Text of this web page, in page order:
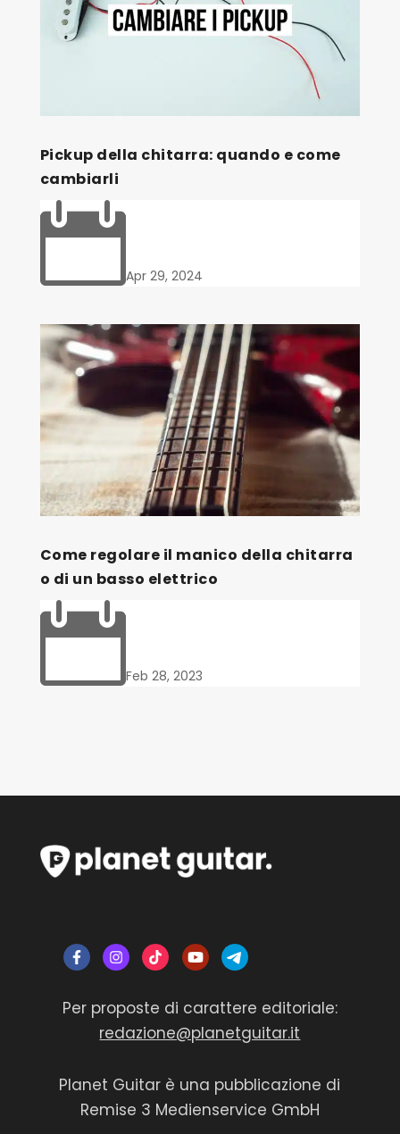
Pickup della chitarra: quando e come
cambiarli
Apr 29, 2024
Come regolare il manico della chitarra
o di un basso elettrico
Feb 28, 2023
Per proposte di carattere editoriale:
redazione@planetguitar.it
Planet Guitar è una pubblicazione di
Remise 3 Medienservice GmbH